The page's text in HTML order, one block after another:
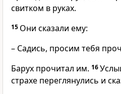
свитком в руках.
15 Они сказали ему:
– Садись, просим тебя
Барух прочитал им. 16
страхе переглянулись и